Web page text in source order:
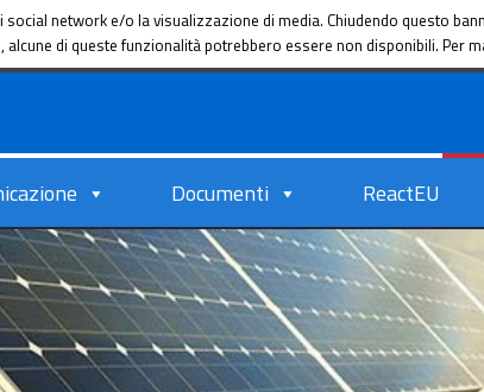
Documenti ReactEU
network e/o la visualizzazione di media. Chiudendo questo
di queste funzionalità potrebbero essere non disponibili. Per